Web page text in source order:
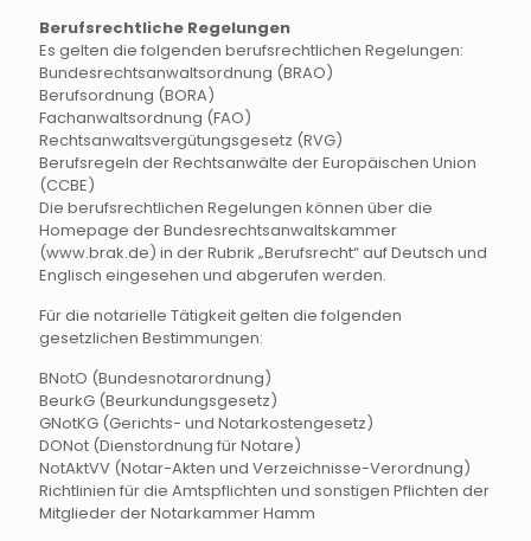
Berufsrechtliche Regelungen
Es gelten die folgenden berufsrechtlichen Regelungen:
Bundesrechtsanwaltsordnung (BRAO)
Berufsordnung (BORA)
Fachanwaltsordnung (FAO)
Rechtsanwaltsvergütungsgesetz (RVG)
Berufsregeln der Rechtsanwälte der Europäischen Union
(CCBE)
Die berufsrechtlichen Regelungen können über die
Homepage der Bundesrechtsanwaltskammer
(www.brak.de) in der Rubrik „Berufsrecht“ auf Deutsch und
Englisch eingesehen und abgerufen werden.
Für die notarielle Tätigkeit gelten die folgenden
gesetzlichen Bestimmungen:
BNotO (Bundesnotarordnung)
BeurkG (Beurkundungsgesetz)
GNotKG (Gerichts- und Notarkostengesetz)
DONot (Dienstordnung für Notare)
NotAktVV (Notar-Akten und Verzeichnisse-Verordnung)
Richtlinien für die Amtspflichten und sonstigen Pflichten der
Mitglieder der Notarkammer Hamm